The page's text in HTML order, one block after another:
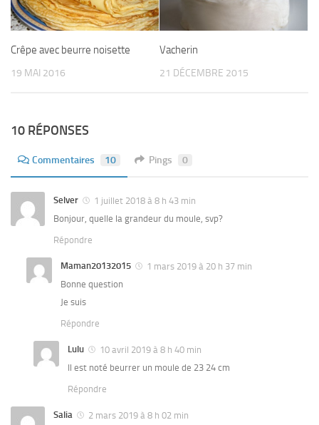
Crêpe avec beurre noisette
19 MAI 2016
Vacherin
21 DÉCEMBRE 2015
10 RÉPONSES
Commentaires 10 Pings 0
Selver
1 juillet 2018 à 8 h 43 min
Bonjour, quelle la grandeur du moule, svp?
Répondre
Maman20132015
1 mars 2019 à 20 h 37 min
Bonne question
Je suis
Répondre
Lulu
10 avril 2019 à 8 h 40 min
Il est noté beurrer un moule de 23 24 cm
Répondre
Salia 2 mars 2019 à 8 h 02 min